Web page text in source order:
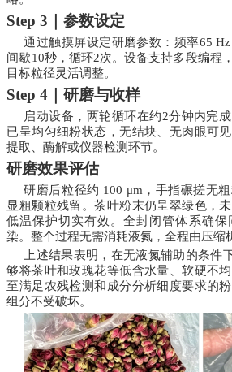
Step 3｜参数设定
通过触摸屏设定研磨参数：频率65
间歇10秒，循环2次。设备支持多段编程
目标粒径灵活调整。
Step 4｜研磨与收样
启动设备，两轮循环在约2分钟内完
已呈均匀细粉状态，无结块、无肉眼可
提取、酶解或仪器检测环节。
研磨效果评估
研磨后粒径约 100 μm，手指碾搓无
显粗颗粒残留。茶叶粉末仍呈翠绿色，
低温保护切实有效。全封闭管体系确
染。整个过程无需消耗液氮，全程由压缩
上述结果表明，在无液氮辅助的条件
够将茶叶和玫瑰花等低含水量、软硬不
至满足农残检测和成分分析细度要求的
组分不受破坏。